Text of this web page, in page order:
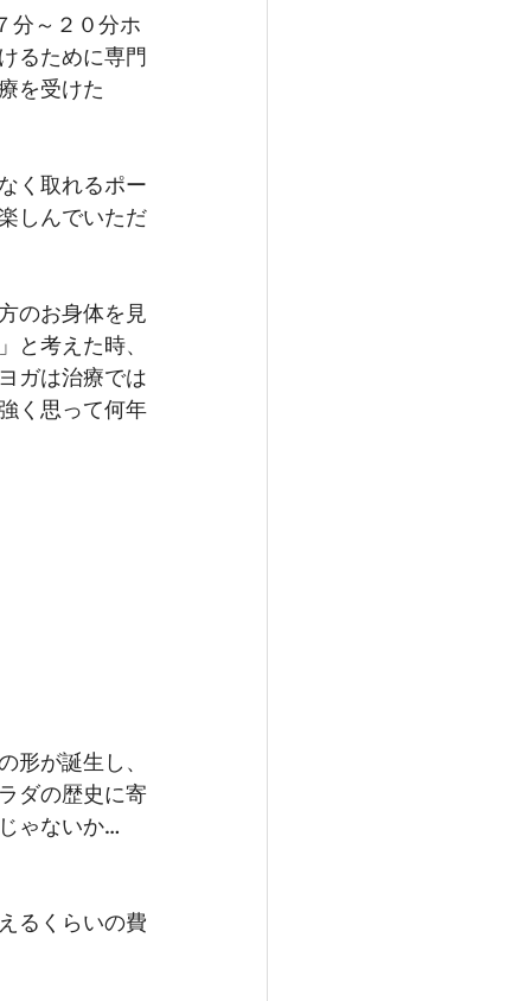
分～２０分ホ
るために専門
を受けた
く取れるポー
しんでいただ
のお身体を見
考えた時、
ガは治療では
く思って何年
が誕生し、
ダの歴史に寄
ゃないか…
るくらいの費